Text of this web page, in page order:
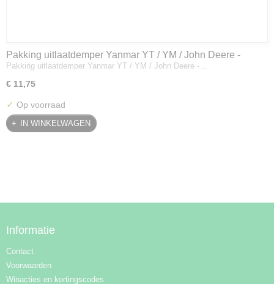
Pakking uitlaatdemper Yanmar YT / YM / John Deere -
128300-13230
Pakking uitlaatdemper Yanmar YT / YM / John Deere -…
€ 11,75
✓ Op voorraad
IN WINKELWAGEN
Informatie
Contact
Voorwaarden
Winacties en kortingscodes